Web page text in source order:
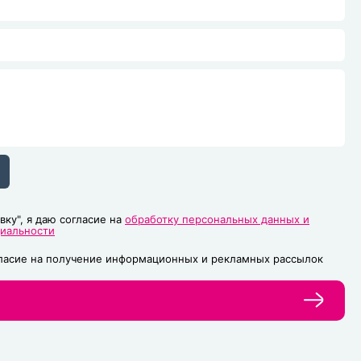
я даю согласие на обработку персональных данных и
на получение информационных и рекламных рассылок